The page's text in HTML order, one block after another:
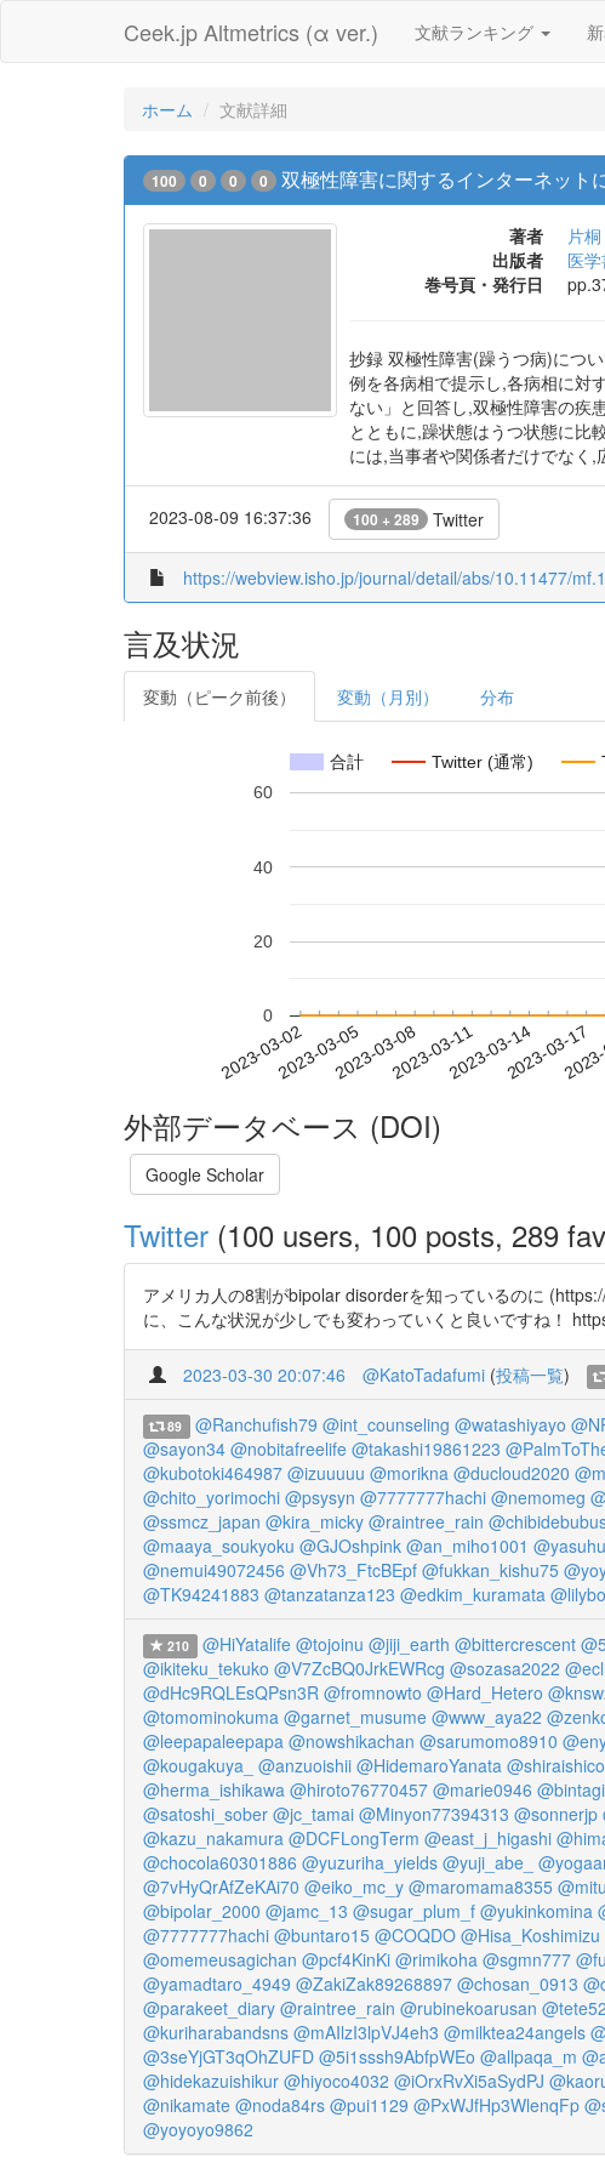
Ceek.jp Altmetrics (α ver.) 文献ランキング
ホーム 文献詳細
100 0 0 0 双極性障害に関するインターネット
著者 片
出版者
医
巻号頁・発行日
抄録 双極性障害(躁うつ病)につ
例を各病相で提示し,各病相に対
ない」と回答し,双極性障害の疾
とともに,躁状態はうつ状態に比
には,当事者や関係者だけでなく,
2023-08-09 16:37:36 100 + 289 Twitter
https://webview.isho.jp/journal/detail/abs/10.11477/
言及状況
変動（ピーク前後） 変動（月別） 分布
合計 Twitter (通常)
2023-03-022023-03-052023-03-082023-03-112023-03-142023-03-17
0
20
40
60
外部データベース (DOI)
Google Scholar
Twitter (100 users, 100 posts, 289
アメリカ人の8割がbipolar disorderを知っているのに
に、こんな状況が少しでも変わっていくと良いですね！
2023-03-30 20:07:46 @KatoTadafumi (投稿一覧)
89 @Ranchufish79 @int_counseling @watashiyayo
@sayon34 @nobitafreelife @takashi19861223
@kubotoki464987 @izuuuuu @morikna @ducloud2020
@chito_yorimochi @psysyn @7777777hachi @nemomeg
@ssmcz_japan @kira_micky @raintree_rain
@maaya_soukyoku @GJOshpink @an_miho1001
@nemui49072456 @Vh73_FtcBEpf @fukkan_kishu75
@TK94241883 @tanzatanza123 @edkim_kuramata
210 @HiYatalife @tojoinu @jiji_earth @bittercrescent
@ikiteku_tekuko @V7ZcBQ0JrkEWRcg @sozasa2022
@dHc9RQLEsQPsn3R @fromnowto @Hard_Hetero
@tomominokuma @garnet_musume @www_aya22
@leepapaleepapa @nowshikachan @sarumomo8910
@kougakuya_ @anzuoishii @HidemaroYanata
@herma_ishikawa @hiroto76770457 @marie0946
@satoshi_sober @jc_tamai @Minyon77394313 @sonnerjp
@kazu_nakamura @DCFLongTerm @east_j_higashi
@chocola60301886 @yuzuriha_yields @yuji_abe_
@7vHyQrAfZeKAi70 @eiko_mc_y @maromama8355
@bipolar_2000 @jamc_13 @sugar_plum_f @yukinkomina
@7777777hachi @buntaro15 @COQDO @Hisa_Koshimizu
@omemeusagichan @pcf4KinKi @rimikoha @sgmn777
@yamadtaro_4949 @ZakiZak89268897 @chosan_0913
@parakeet_diary @raintree_rain @rubinekoarusan
@kuriharabandsns @mAIlzI3lpVJ4eh3 @milktea24angels
@3seYjGT3qOhZUFD @5i1sssh9AbfpWEo @allpaqa_m
@hidekazuishikur @hiyoco4032 @iOrxRvXi5aSydPJ
@nikamate @noda84rs @pui1129 @PxWJfHp3WlenqFp
@yoyoyo9862